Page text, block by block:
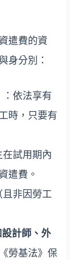
遣費的資
身分別：
：依法享有
時，只要有
在試用期內
遣費。
且非因勞工
計師、外
勞基法》保